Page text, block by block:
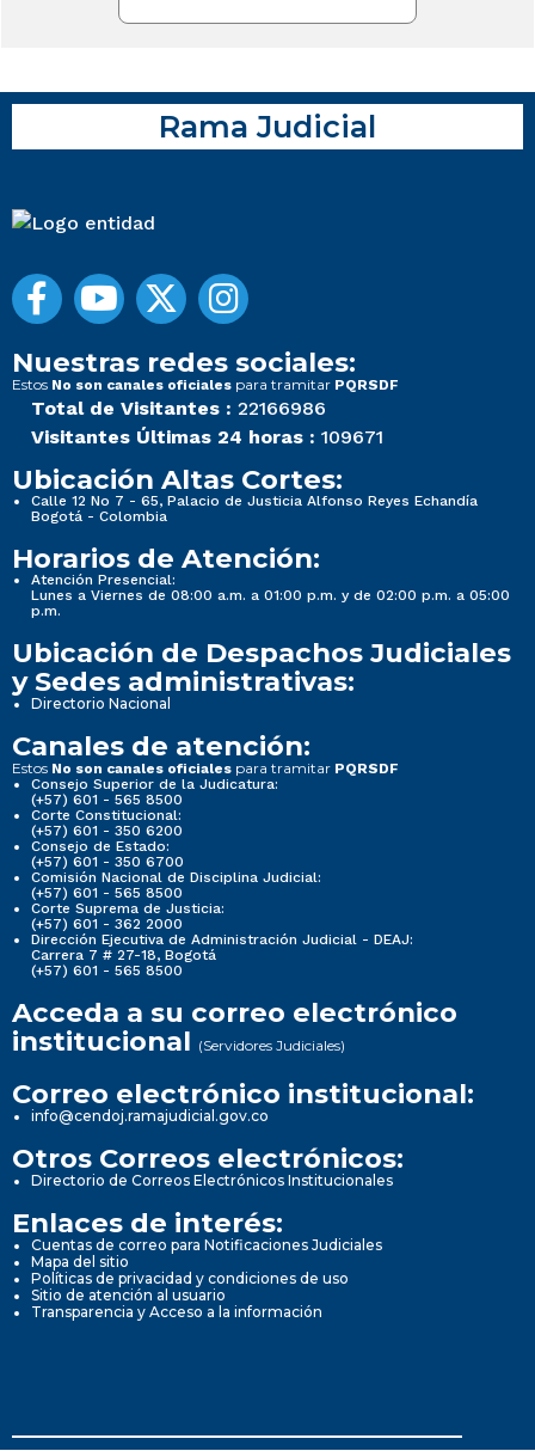
Rama Judicial
Nuestras redes sociales:
Estos No son canales oficiales para tramitar PQRSDF
Total de Visitantes : 22166986
Visitantes Últimas 24 horas : 109671
Ubicación Altas Cortes:
Calle 12 No 7 - 65, Palacio de Justicia Alfonso Reyes Echandía
Bogotá - Colombia
Horarios de Atención:
Atención Presencial:
Lunes a Viernes de 08:00 a.m. a 01:00 p.m. y de 02:00 p.m. a 05:00
p.m.
Ubicación de Despachos Judiciales
y Sedes administrativas:
Directorio Nacional
Canales de atención:
Estos No son canales oficiales para tramitar PQRSDF
Consejo Superior de la Judicatura:
(+57) 601 - 565 8500
Corte Constitucional:
(+57) 601 - 350 6200
Consejo de Estado:
(+57) 601 - 350 6700
Comisión Nacional de Disciplina Judicial:
(+57) 601 - 565 8500
Corte Suprema de Justicia:
(+57) 601 - 362 2000
Dirección Ejecutiva de Administración Judicial - DEAJ:
Carrera 7 # 27-18, Bogotá
(+57) 601 - 565 8500
Acceda a su correo electrónico
institucional (Servidores Judiciales)
Correo electrónico institucional:
info@cendoj.ramajudicial.gov.co
Otros Correos electrónicos:
Directorio de Correos Electrónicos Institucionales
Enlaces de interés:
Cuentas de correo para Notificaciones Judiciales
Mapa del sitio
Políticas de privacidad y condiciones de uso
Sitio de atención al usuario
Transparencia y Acceso a la información